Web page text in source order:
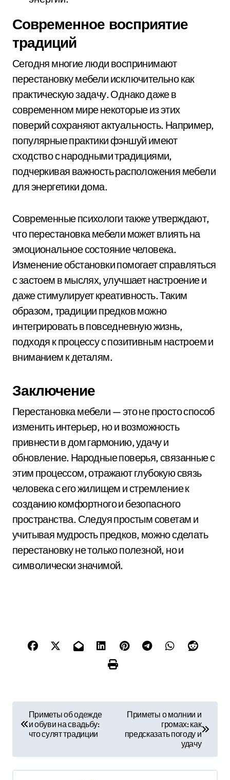
Современное восприятие
традиций
Сегодня многие люди воспринимают
перестановку мебели исключительно как
практическую задачу. Однако даже в
современном мире некоторые из этих
поверий сохраняют актуальность. Например,
популярные практики фэншуй имеют
сходство с народными традициями,
подчеркивая важность расположения мебели
для энергетики дома.
Современные психологи также утверждают,
что перестановка мебели может влиять на
эмоциональное состояние человека.
Изменение обстановки помогает справляться
с застоем в мыслях, улучшает настроение и
даже стимулирует креативность. Таким
образом, традиции предков можно
интегрировать в повседневную жизнь,
подходя к процессу с позитивным настроем и
вниманием к деталям.
Заключение
Перестановка мебели — это не просто способ
изменить интерьер, но и возможность
привнести в дом гармонию, удачу и
обновление. Народные поверья, связанные с
этим процессом, отражают глубокую связь
человека с его жилищем и стремление к
созданию комфортного и безопасного
пространства. Следуя простым советам и
учитывая мудрость предков, можно сделать
перестановку не только полезной, но и
символически значимой.
в
и
Приметы об одежде
и обуви на свадьбу:
что сулят традиции
Приметы о молнии и
громах: как
предсказать погоду и
удачу